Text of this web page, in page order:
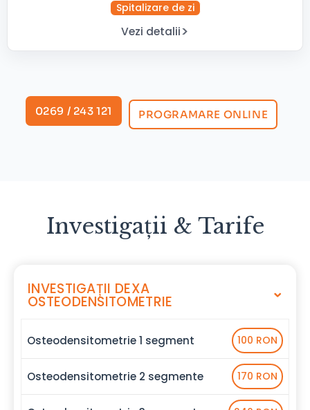
Spitalizare de zi
Vezi detalii
0269 / 243 121 PROGRAMARE ONLINE
Investigații & Tarife
INVESTIGAȚII DEXA
OSTEODENSITOMETRIE
Osteodensitometrie 1 segment 100 RON
Osteodensitometrie 2 segmente 170 RON